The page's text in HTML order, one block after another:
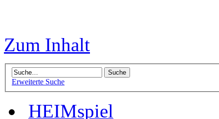
Zum Inhalt
Erweiterte Suche
HEIMspiel